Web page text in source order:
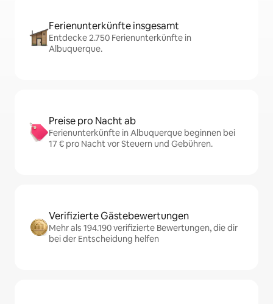
Ferienunterkünfte insgesamt
Entdecke 2.750 Ferienunterkünfte in
Albuquerque.
Preise pro Nacht ab
Ferienunterkünfte in Albuquerque beginnen bei
17 € pro Nacht vor Steuern und Gebühren.
Verifizierte Gästebewertungen
Mehr als 194.190 verifizierte Bewertungen, die dir
bei der Entscheidung helfen